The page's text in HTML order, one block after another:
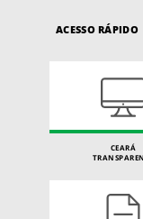
ACESSO RÁPIDO
CEARÁ